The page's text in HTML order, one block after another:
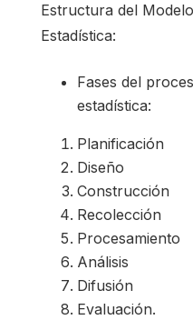
Estructura del
Estadística:
Fases del
estadística:
Planificación
Diseño
Construcción
Recolección
Procesamiento
Análisis
Difusión
Evaluación.